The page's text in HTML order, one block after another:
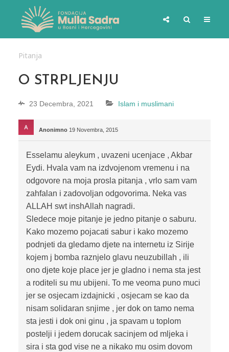
Pitanja
O STRPLJENJU
23 Decembra, 2021 Islam i muslimani
Anonimno 19 Novembra, 2015
Esselamu aleykum , uvazeni ucenjace , Akbar
Eydi. Hvala vam na izdvojenom vremenu i na
odgovore na moja prosla pitanja , vrlo sam vam
zahfalan i zadovoljan odgovorima. Neka vas
ALLAH swt inshAllah nagradi.
Sledece moje pitanje je jedno pitanje o saburu.
Kako mozemo pojacati sabur i kako mozemo
podnjeti da gledamo djete na internetu iz Sirije
kojem j bomba raznjelo glavu neuzubillah , ili
ono djete koje place jer je gladno i nema sta jest
a roditeli su mu ubijeni. To me veoma puno muci
jer se osjecam izdajnicki , osjecam se kao da
nisam solidaran snjime , jer dok on tamo nema
sta jesti i dok oni ginu , ja spavam u toplom
postelji i jedem dorucak sacinjem od mljeka i
sira i sta god vise ne a nikako mu osim dovom